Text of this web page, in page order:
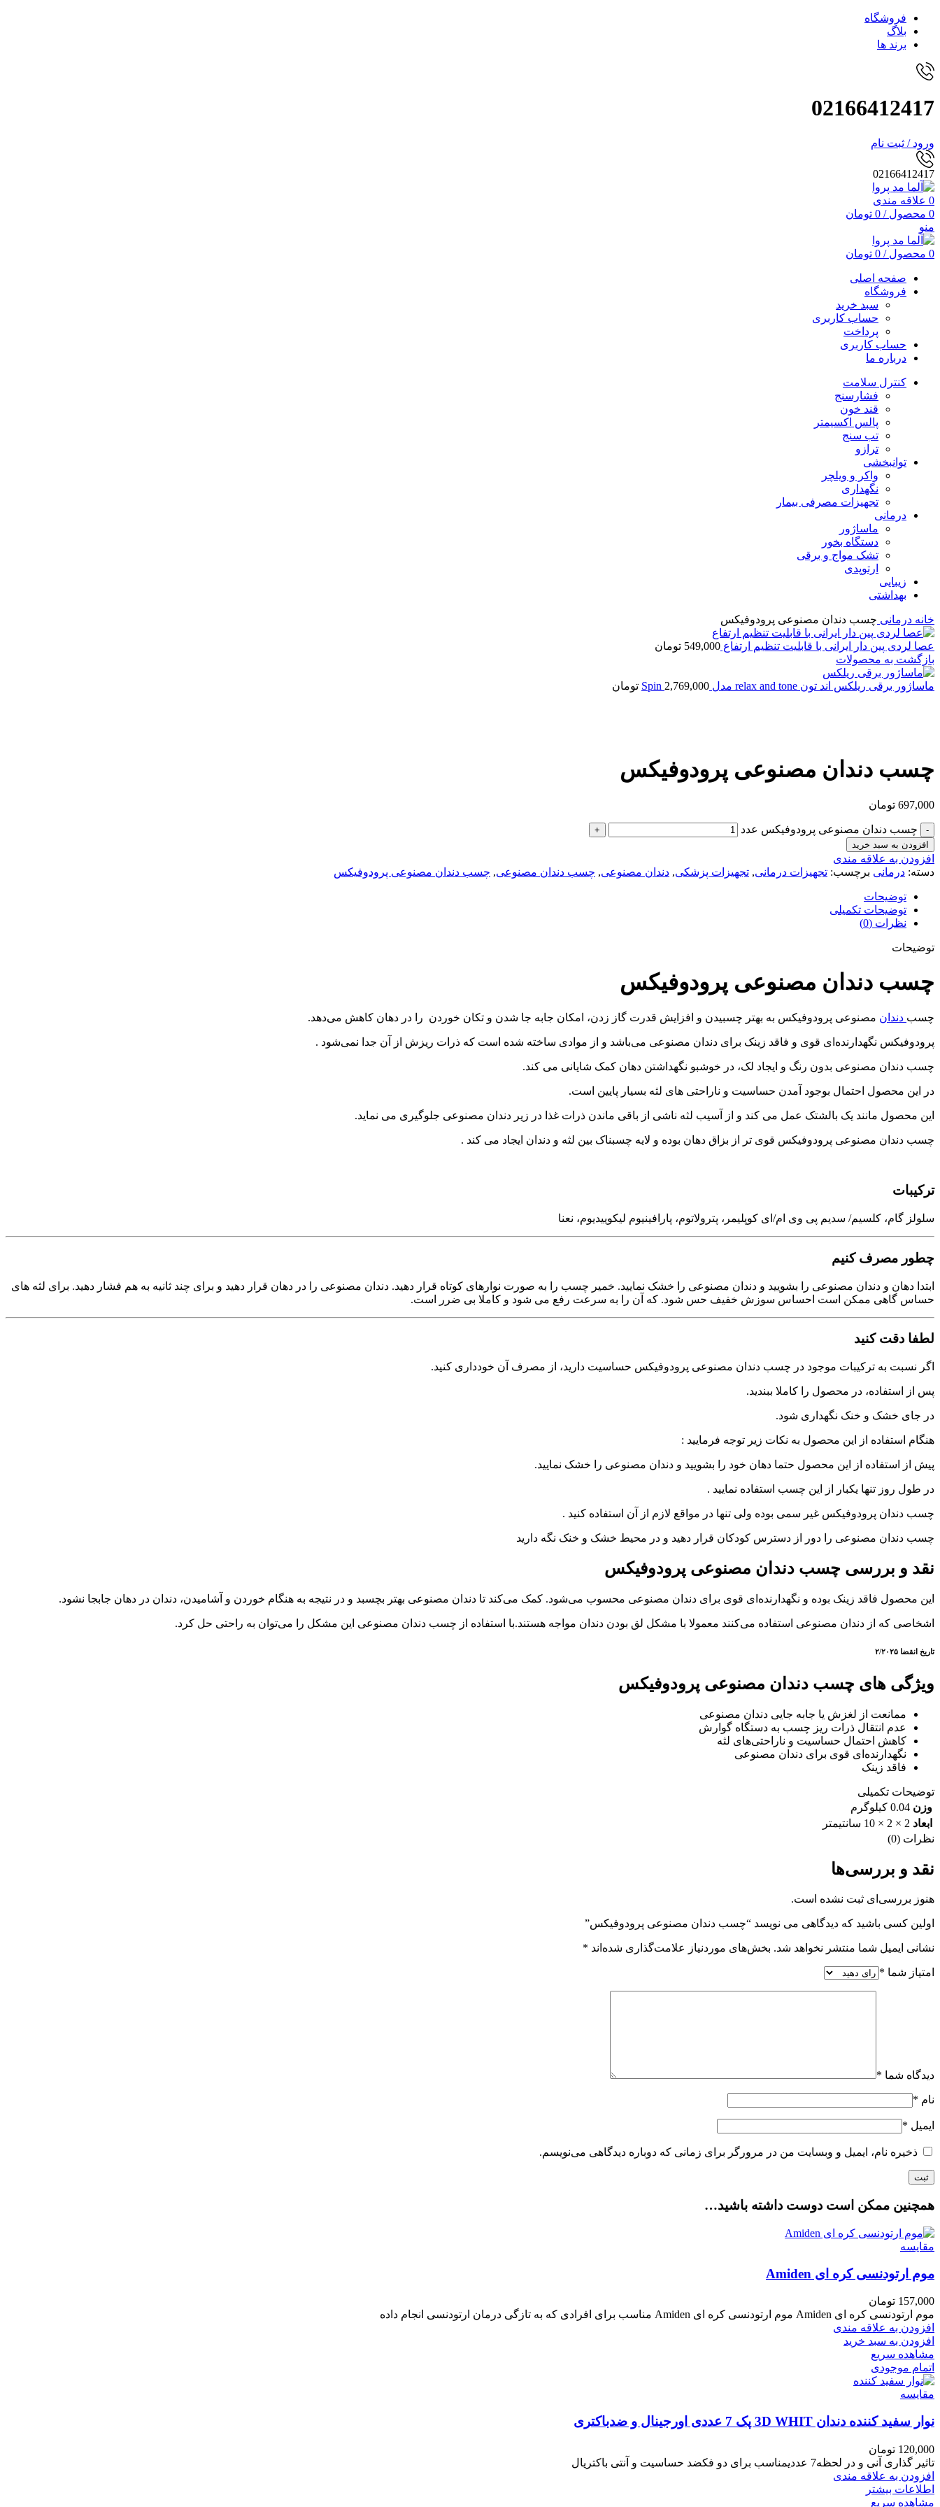
فروشگاه
بلاگ
برند ها
02166412417
ورود / ثبت نام
02166412417
0 علاقه مندی
0 محصول /
0 تومان
منو
0 محصول /
0 تومان
صفحه اصلی
فروشگاه
سبد خرید
حساب کاربری
پرداخت
حساب کاربری
درباره ما
کنترل سلامت
فشارسنج
قند خون
پالس اکسیمتر
تب سنج
ترازو
توانبخشی
واکر و ویلچر
نگهداری
تجهیزات مصرفی بیمار
درمانی
ماساژور
دستگاه بخور
تشک مواج و برقی
ارتوپدی
زیبایی
بهداشتی
خانه درمانی چسب دندان مصنوعی پرودوفیکس
عصا لردی پین دار ایرانی با قابلیت تنظیم ارتفاع 549,000 تومان
بازگشت به محصولات
ماساژور برقی ریلکس اند تون relax and tone مدل Spin 2,769,000 تومان
چسب دندان مصنوعی پرودوفیکس
697,000 تومان
چسب دندان مصنوعی پرودوفیکس عدد
افزودن به سبد خرید
افزودن به علاقه مندی
دسته: درمانی برچسب: تجهیزات درمانی, تجهیزات پزشکی, دندان مصنوعی, چسب دندان مصنوعی, چسب دندان مصنوعی پرودوفیکس
توضیحات
توضیحات تکمیلی
نظرات (0)
توضیحات
چسب دندان مصنوعی پرودوفیکس
چسب دندان مصنوعی پرودوفیکس به بهتر چسبیدن و افزایش قدرت گاز زدن، امکان جابه جا شدن و تکان خوردن را در دهان کاهش می‌دهد.
پرودوفیكس نگهدارنده‌ای قوی و فاقد زینک برای دندان مصنوعی می‌باشد و از موادی ساخته شده است که ذرات ریزش از آن جدا نمی‌شود .
چسب دندان مصنوعی بدون رنگ و ایجاد لک، در خوشبو نگهداشتن دهان کمک شایانی می کند.
در این محصول احتمال بوجود آمدن حساسیت و ناراحتی های لثه بسیار پایین است.
این محصول مانند یک بالشتک عمل می کند و از آسیب لثه ناشی از باقی ماندن ذرات غذا در زیر دندان مصنوعی جلوگیری می نماید.
چسب دندان مصنوعی پرودوفیکس قوی تر از بزاق دهان بوده و لایه چسبناک بین لثه و دندان ایجاد می کند .
ترکیبات
سلولز گام، کلسیم/ سدیم پی وی ام/ای کوپلیمر، پترولاتوم، پارافینیوم لیکوییدیوم، نعنا
چطور مصرف کنیم
ابتدا دهان و دندان مصنوعی را بشویید و دندان مصنوعی را خشک نمایید. خمیر چسب را به صورت نوارهای کوتاه قرار دهید. دندان مصنوعی را در دهان قرار دهید و برای چند ثانیه به هم فشار دهید. برای لثه های
حساس گاهی ممکن است احساس سوزش خفیف حس شود. که آن را به سرعت رفع می شود و کاملا بی ضرر است.
لطفا دقت کنید
اگر نسبت به ترکیبات موجود در چسب دندان مصنوعی پرودوفیکس حساسیت دارید، از مصرف آن خودداری کنید.
پس از استفاده، در محصول را کاملا ببندید.
در جای خشک و خنک نگهداری شود.
هنگام استفاده از این محصول به نکات زیر توجه فرمایید :
پیش از استفاده از این محصول حتما دهان خود را بشویید و دندان مصنوعی را خشک نمایید.
در طول روز تنها یکبار از این چسب استفاده نمایید .
چسب دندان پرودوفیکس غیر سمی بوده ولی تنها در مواقع لازم از آن استفاده کنید .
چسب دندان مصنوعی را دور از دسترس کودکان قرار دهید و در محیط خشک و خنک نگه دارید
نقد و بررسی چسب دندان مصنوعی پرودوفیکس
این محصول فاقد زینک بوده و نگهدارنده‌ای قوی برای دندان مصنوعی محسوب می‌شود. کمک می‌کند تا دندان مصنوعی بهتر بچسبد و در نتیجه به هنگام خوردن و آشامیدن، دندان در دهان جابجا نشود.
اشخاصی که از دندان مصنوعی استفاده می‌کنند معمولا با مشکل لق بودن دندان مواجه هستند.با استفاده از چسب دندان مصنوعی این مشکل را می‌توان به راحتی حل کرد.
تاریخ انقضا
ویژگی های چسب دندان مصنوعی پرودوفیکس
ممانعت از لغزش یا جابه جایی دندان مصنوعی
عدم انتقال ذرات ریز چسب به دستگاه گوارش
کاهش احتمال حساسیت و ناراحتی‌های لثه
نگهدارنده‌ای قوی برای دندان مصنوعی
فاقد زینک
توضیحات تکمیلی
وزن 0.04 کیلوگرم
ابعاد 2 × 2 × 10 سانتیمتر
نظرات (0)
نقد و بررسی‌ها
هنوز بررسی‌ای ثبت نشده است.
اولین کسی باشید که دیدگاهی می نویسد “چسب دندان مصنوعی پرودوفیکس”
نشانی ایمیل شما منتشر نخواهد شد. بخش‌های موردنیاز علامت‌گذاری شده‌اند *
امتیاز شما *
دیدگاه شما *
نام *
ایمیل *
ذخیره نام، ایمیل و وبسایت من در مرورگر برای زمانی که دوباره دیدگاهی می‌نویسم.
همچنین ممکن است دوست داشته باشید…
مقایسه
موم ارتودنسی کره ای Amiden
157,000 تومان
موم ارتودنسی کره ای Amiden موم ارتودنسی کره ای Amiden مناسب برای افرادی که به تازگی درمان ارتودنسی انجام داده
افزودن به علاقه مندی
افزودن به سبد خرید
مشاهده سریع
اتمام موجودی
مقایسه
نوار سفید کننده دندان 3D WHIT پک 7 عددی اورجینال و ضدباکتری
120,000 تومان
تاثیر گذاری آنی و در لحظه7 عددیمناسب برای دو فکضد حساسیت و آنتی باکتریال
افزودن به علاقه مندی
اطلاعات بیشتر
مشاهده سریع